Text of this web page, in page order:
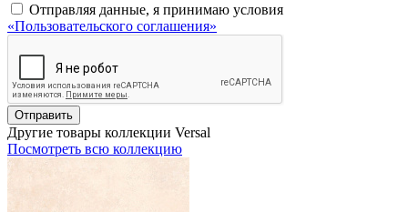
Отправляя данные, я принимаю условия
«Пользовательского соглашения»
Отправить
Другие товары коллекции Versal
Посмотреть всю коллекцию